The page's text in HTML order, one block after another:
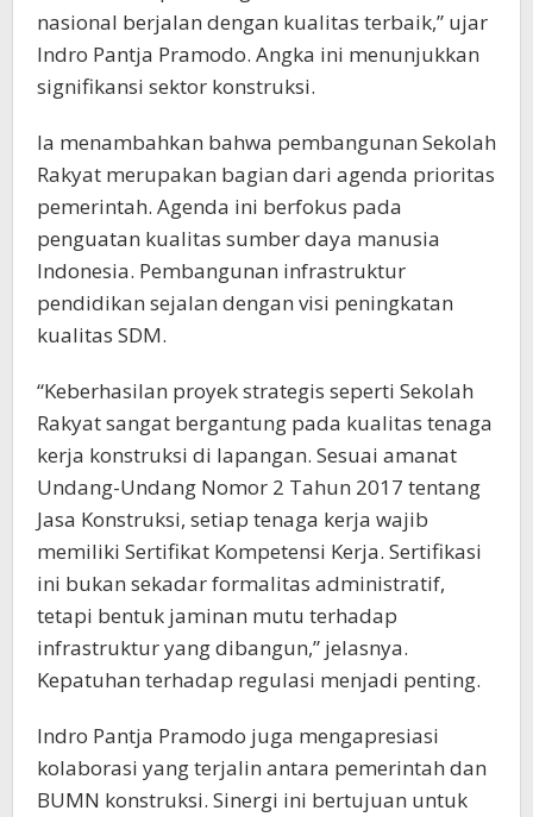
nasional berjalan dengan kualitas terbaik,” ujar
Indro Pantja Pramodo. Angka ini menunjukkan
signifikansi sektor konstruksi.
Ia menambahkan bahwa pembangunan Sekolah
Rakyat merupakan bagian dari agenda prioritas
pemerintah. Agenda ini berfokus pada
penguatan kualitas sumber daya manusia
Indonesia. Pembangunan infrastruktur
pendidikan sejalan dengan visi peningkatan
kualitas SDM.
“Keberhasilan proyek strategis seperti Sekolah
Rakyat sangat bergantung pada kualitas tenaga
kerja konstruksi di lapangan. Sesuai amanat
Undang-Undang Nomor 2 Tahun 2017 tentang
Jasa Konstruksi, setiap tenaga kerja wajib
memiliki Sertifikat Kompetensi Kerja. Sertifikasi
ini bukan sekadar formalitas administratif,
tetapi bentuk jaminan mutu terhadap
infrastruktur yang dibangun,” jelasnya.
Kepatuhan terhadap regulasi menjadi penting.
Indro Pantja Pramodo juga mengapresiasi
kolaborasi yang terjalin antara pemerintah dan
BUMN konstruksi. Sinergi ini bertujuan untuk